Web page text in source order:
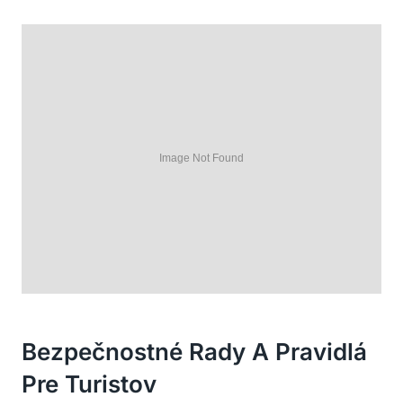
Bezpečnostné Rady A Pravidlá
Pre Turistov